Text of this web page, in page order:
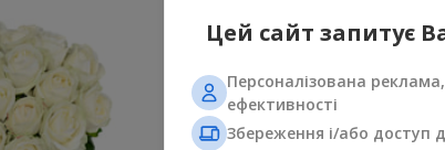
Цей сайт запитує
Персоналізована
ефективності
Збереження і/або доступ